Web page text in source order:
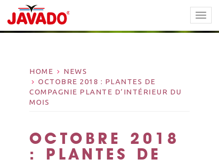
HOME
NEWS
OCTOBRE 2018 : PLANTES DE
COMPAGNIE PLANTE D’INTÉRIEUR DU
MOIS
OCTOBRE 2018
: PLANTES DE